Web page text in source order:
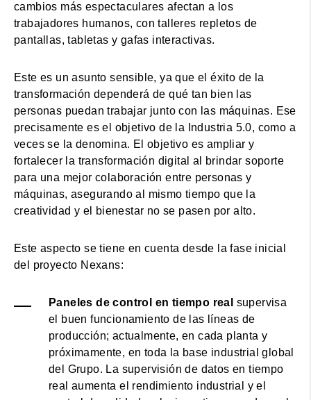
cambios más espectaculares afectan a los
trabajadores humanos, con talleres repletos de
pantallas, tabletas y gafas interactivas.
Este es un asunto sensible, ya que el éxito de la
transformación dependerá de qué tan bien las
personas puedan trabajar junto con las máquinas. Ese
precisamente es el objetivo de la Industria 5.0, como a
veces se la denomina. El objetivo es ampliar y
fortalecer la transformación digital al brindar soporte
para una mejor colaboración entre personas y
máquinas, asegurando al mismo tiempo que la
creatividad y el bienestar no se pasen por alto.
Este aspecto se tiene en cuenta desde la fase inicial
del proyecto Nexans:
Paneles de control en tiempo real supervisa
el buen funcionamiento de las líneas de
producción; actualmente, en cada planta y
próximamente, en toda la base industrial global
del Grupo. La supervisión de datos en tiempo
real aumenta el rendimiento industrial y el